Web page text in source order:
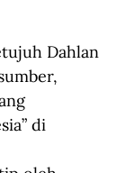
Dahlan
di